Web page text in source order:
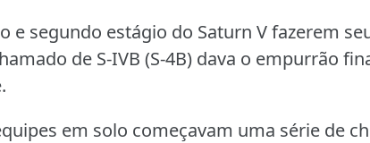
e segundo estágio do Saturn V fazerem
de S-IVB (S-4B) dava o empurrão
em solo começavam uma série de